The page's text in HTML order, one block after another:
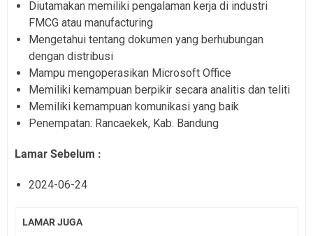
Diutamakan memiliki pengalaman kerja di industri
FMCG atau manufacturing
Mengetahui tentang dokumen yang berhubungan
dengan distribusi
Mampu mengoperasikan Microsoft Office
Memiliki kemampuan berpikir secara analitis dan teliti
Memiliki kemampuan komunikasi yang baik
Penempatan: Rancaekek, Kab. Bandung
Lamar Sebelum :
2024-06-24
LAMAR JUGA